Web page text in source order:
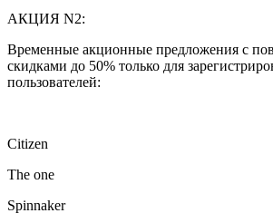
АКЦИЯ N2:
Временные акционные предложения с
скидками до 50% только для
пользователей:
Citizen
The one
Spinnaker